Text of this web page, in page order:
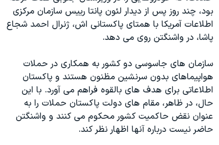
فرهنگ و زندگی
حقوق شهروندی
اقتصادی
علم و فناوری
اسرائیل در جنگ
گالری عکس
آرشیو پخش زنده
مستندها
انتخابات ریاست جمهوری آمریکا ۲۰۲۴
حمله جمهوری اسلامی به اسرائیل
رمز مهسا
ورزش زنان در ایران
اعتراضات زن، زندگی، آزادی
مجموعه مستندهای دادخواهی
تریبونال مردمی آبان ۹۸
دنبال کنید
زبانهای مختلف
بود، چند روز پس از دیدار لئون پانتا رییس سازمان مرکزی
اطلاعات آمریکا با همتای پاکستانی اش، ژنرال احمد شجاع
پاشا، در واشنگتن روی می دهد.
سازمان های جاسوسی دو کشور به همکاری در حملات
هواپیماهای بدون سرنشین مظنون هستند و پاکستان
اطلاعاتی برای هدف های بالقوه فراهم می آورد. با این
حال، در ظاهر، مقام های دولت پاکستان حملات را به
عنوان نقض حاکمیت کشور محکوم می کنند و واشنگتن
حاضر نیست درباره آنها اظهار نظر کند.